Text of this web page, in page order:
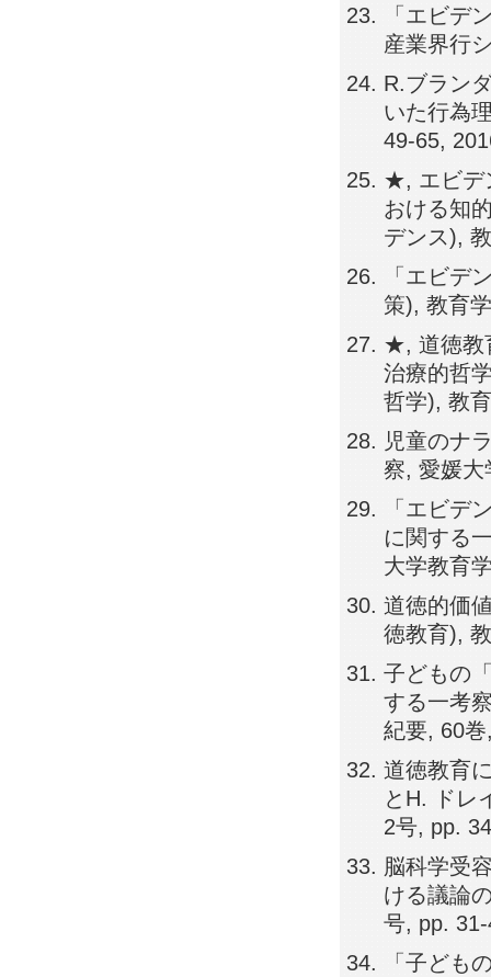
「エビデ
産業界行
R.ブラン
いた行為
49-65,
★, エビデ
おける知
デンス),
「エビデ
策), 教育
★, 道徳教
治療的哲
哲学), 教
児童のナ
察, 愛媛大
「エビデ
に関する
大学教育
道徳的価
徳教育),
子どもの
する一考
紀要, 60
道徳教育
とH. ドレ
2号, pp.
脳科学受
ける議論
号, pp.
「子ども